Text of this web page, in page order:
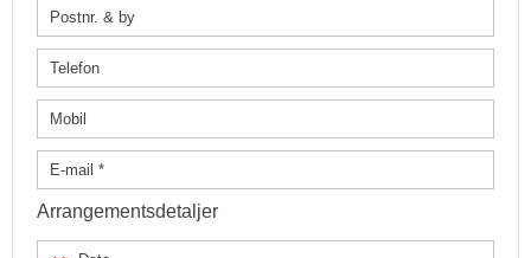
Arrangementsdetaljer